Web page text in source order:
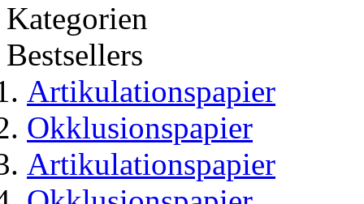
Kategorien
Bestsellers
Artikulationspapier
Okklusionspapier
Artikulationspapier